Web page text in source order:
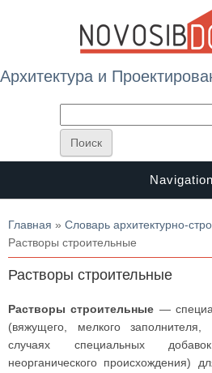
Архитектура и
Navigation
Вы здесь
Главная » Словарь архитектурно-
Растворы строительные
Растворы строительные
Растворы строительные —
(вяжущего, мелкого
случаях специальных
неорганического происхождения)